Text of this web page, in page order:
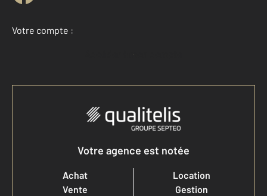
Votre compte :
Accéder à mon compte
Votre agence est notée
Achat
Vente
Location
Gestion